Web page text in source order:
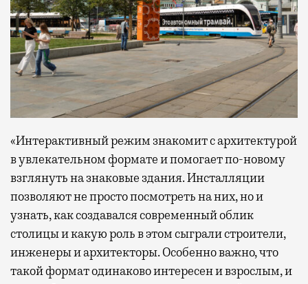
«Интерактивный режим знакомит с архитектурой
в увлекательном формате и помогает по-новому
взглянуть на знаковые здания. Инсталляции
позволяют не просто посмотреть на них, но и
узнать, как создавался современный облик
столицы и какую роль в этом сыграли строители,
инженеры и архитекторы. Особенно важно, что
такой формат одинаково интересен и взрослым, и